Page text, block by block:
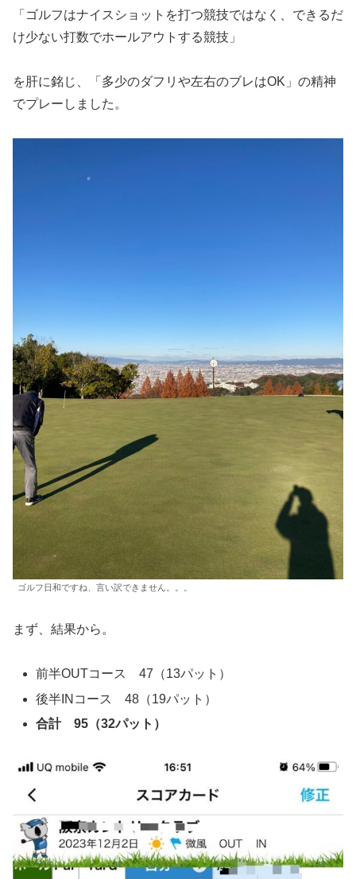
「ゴルフはナイスショットを打つ競技ではなく、できるだ
け少ない打数でホールアウトする競技」
を肝に銘じ、「多少のダフリや左右のブレはOK」の精神
でプレーしました。
ゴルフ日和ですね、言い訳できません。。。
まず、結果から。
前半OUTコース 47（13パット）
後半INコース 48（19パット）
合計 95（32パット）